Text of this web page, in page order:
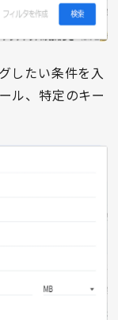
したい条件を入
ル、特定のキー